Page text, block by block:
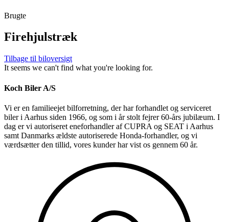
Brugte
Firehjulstræk
Tilbage til biloversigt
It seems we can't find what you're looking for.
Koch Biler A/S
Vi er en familieejet bilforretning, der har forhandlet og serviceret
biler i Aarhus siden 1966, og som i år stolt fejrer 60-års jubilæum. I
dag er vi autoriseret eneforhandler af CUPRA og SEAT i Aarhus
samt Danmarks ældste autoriserede Honda-forhandler, og vi
værdsætter den tillid, vores kunder har vist os gennem 60 år.